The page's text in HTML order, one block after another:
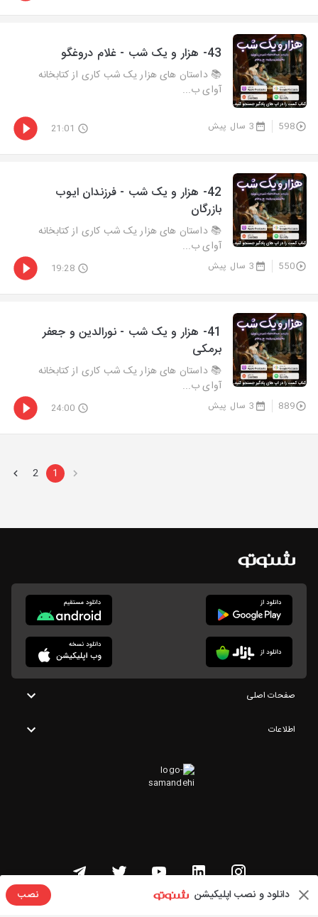
43- هزار و يک شب - غلام دروغگو
📚 داستان های هزار یک شب کاری از کتابخانه
آوای ب...
598 3 سال پیش 21:01
42- هزار و يک شب - فرزندان ایوب
بازرگان
📚 داستان های هزار یک شب کاری از کتابخانه
آوای ب...
550 3 سال پیش 19:28
41- هزار و يک شب - نورالدین و جعفر
برمکی
📚 داستان های هزار یک شب کاری از کتابخانه
آوای ب...
889 3 سال پیش 24:00
1
2
دانلود و نصب اپلیکیشن نصب
صفحات اصلی
اطلاعات
تمامی حقوق این وبسایت متعلق به شنوتو است